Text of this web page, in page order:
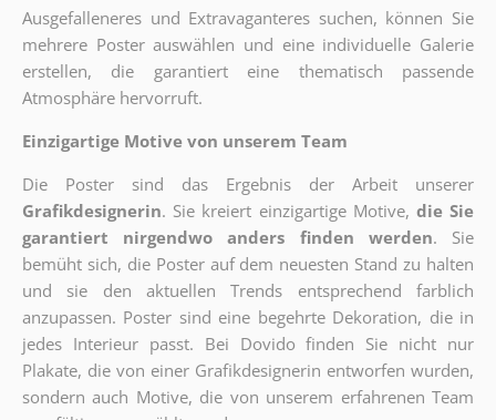
Ausgefalleneres und Extravaganteres suchen, können Sie
mehrere Poster auswählen und eine individuelle Galerie
erstellen, die garantiert eine thematisch passende
Atmosphäre hervorruft.
Einzigartige Motive von unserem Team
Die Poster sind das Ergebnis der Arbeit unserer
Grafikdesignerin. Sie kreiert einzigartige Motive, die Sie
garantiert nirgendwo anders finden werden. Sie
bemüht sich, die Poster auf dem neuesten Stand zu halten
und sie den aktuellen Trends entsprechend farblich
anzupassen. Poster sind eine begehrte Dekoration, die in
jedes Interieur passt. Bei Dovido finden Sie nicht nur
Plakate, die von einer Grafikdesignerin entworfen wurden,
sondern auch Motive, die von unserem erfahrenen Team